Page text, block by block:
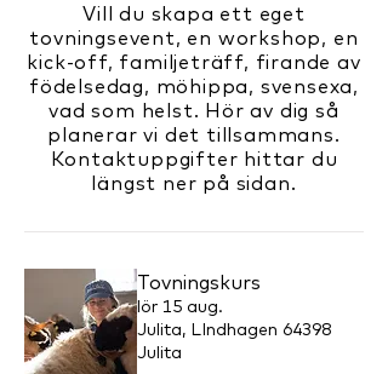
Vill du skapa ett eget
tovningsevent, en workshop, en
kick-off, familjeträff, firande av
födelsedag, möhippa, svensexa,
vad som helst. Hör av dig så
planerar vi det tillsammans.
Kontaktuppgifter hittar du
längst ner på sidan.
Tovningskurs
lör 15 aug.
Julita, LIndhagen 64398
Julita